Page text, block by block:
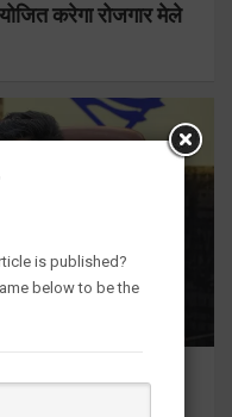
करेगा रोजगार मेले
पहुंचाने की तैयारी
is published?
below to be the